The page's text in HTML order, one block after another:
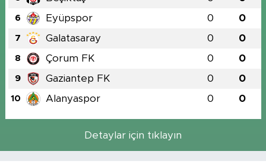
6 Eyüpspor 0 0
7 Galatasaray 0 0
8 Çorum FK 0 0
9 Gaziantep FK 0 0
10 Alanyaspor 0 0
Detaylar için tıklayın